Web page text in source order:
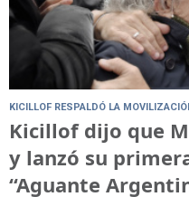
KICILLOF RESPALDÓ LA
Kicillof dijo que
y lanzó su
“Aguante